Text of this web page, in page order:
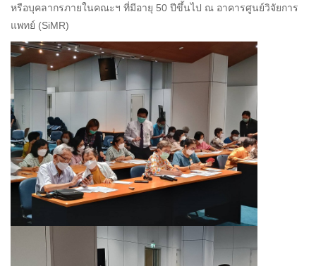
หรือบุคลากรภายในคณะฯ ที่มีอายุ 50 ปีขึ้นไป ณ อาคารศูนย์วิจัยการ
แพทย์ (SiMR)